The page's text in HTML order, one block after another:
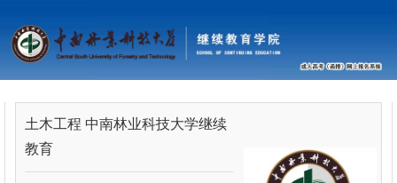
土木工程 中南林业科技大学继续
教育